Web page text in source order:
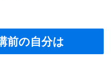
前の自分は